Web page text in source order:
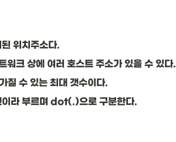
위치주소다.
워크 상에 여러 호스트 주소가 있을 수 있다.
수 있는 최대 갯수이다.
라 부르며 dot(.)으로 구분한다.